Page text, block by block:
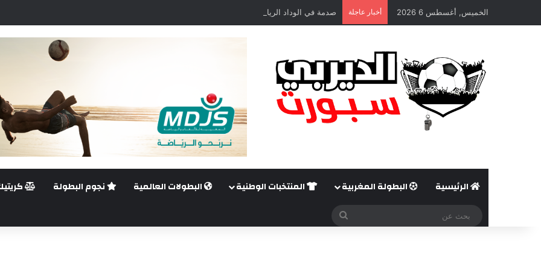
الخميس, أغسطس 6 2026 أخبار عاجلة صدمة في الوداد الرياضي.. غيليرمي فيريرا يقترب من الجراحة بعد قطع في الرباط الصليبي
الرئيسية البطولة المغربية المنتخبات الوطنية البطولات العالمية نجوم البطولة